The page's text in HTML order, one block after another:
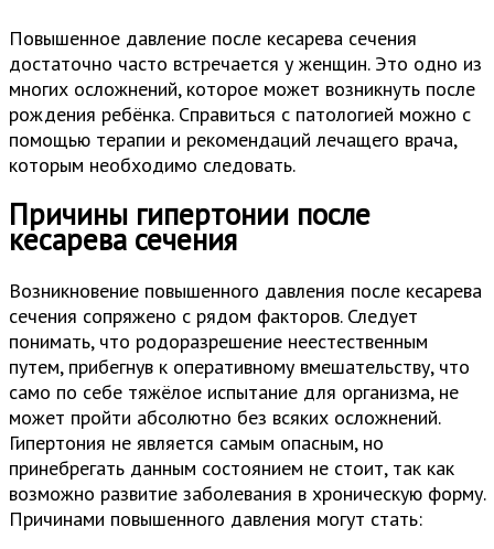
Повышенное давление после кесарева сечения
достаточно часто встречается у женщин. Это одно из
многих осложнений, которое может возникнуть после
рождения ребёнка. Справиться с патологией можно с
помощью терапии и рекомендаций лечащего врача,
которым необходимо следовать.
Причины гипертонии после
кесарева сечения
Возникновение повышенного давления после кесарева
сечения сопряжено с рядом факторов. Следует
понимать, что родоразрешение неестественным
путем, прибегнув к оперативному вмешательству, что
само по себе тяжёлое испытание для организма, не
может пройти абсолютно без всяких осложнений.
Гипертония не является самым опасным, но
принебрегать данным состоянием не стоит, так как
возможно развитие заболевания в хроническую форму.
Причинами повышенного давления могут стать: